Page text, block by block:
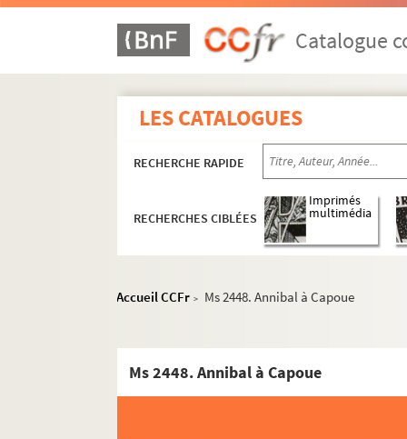
Catalogue
LES CATALOGUES
RECHERCHE RAPIDE
RECHERCHES CIBLÉES
Imprimés
multimédia
Accueil CCFr > Ms 2448. Annibal à Capoue
Ms 2448. Annibal à Capoue
Ms 2364. Abbé Guillaume
Ms 2365. Pièces concernant la famille
Ms 2367. Notes relatives aux familles
Ms 2368-2370. G.J. de Cusance Mead.
Ms 2371. Notice sur Mgr Dubourg,
Ms 2372. Georges Filiol de Raimond.
Ms 2373. Journal de Jean-Baptiste
Ms 2374. Livre de comptes de Claude-
Ms 2377-2389.. Correspondance
Ms 2391-2415. Papiers divers provenant
Ms 2416-2426. Papiers de la pharmacie